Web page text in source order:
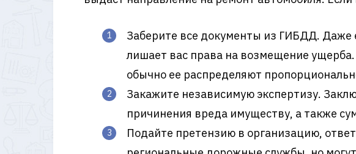
Заберите все документы из ГИБДД.
лишает вас права на возмещение
обычно ее распределяют
Закажите независимую экспертизу.
причинения вреда имуществу, а также
Подайте претензию в организацию,